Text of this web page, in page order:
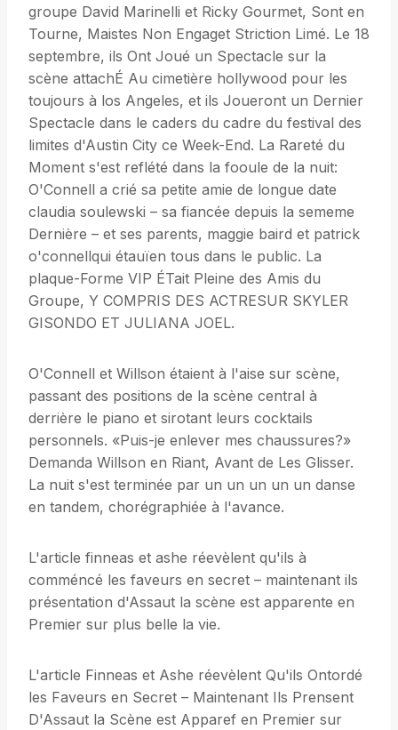
groupe David Marinelli et Ricky Gourmet, Sont en
Tourne, Maistes Non Engaget Striction Limé. Le 18
septembre, ils Ont Joué un Spectacle sur la
scène attachÉ Au cimetière hollywood pour les
toujours à los Angeles, et ils Joueront un Dernier
Spectacle dans le caders du cadre du festival des
limites d'Austin City ce Week-End. La Rareté du
Moment s'est reflété dans la fooule de la nuit:
O'Connell a crié sa petite amie de longue date
claudia soulewski – sa fiancée depuis la sememe
Dernière – et ses parents, maggie baird et patrick
o'connellqui étauïen tous dans le public. La
plaque-Forme VIP ÉTait Pleine des Amis du
Groupe, Y COMPRIS DES ACTRESUR SKYLER
GISONDO ET JULIANA JOEL.
O'Connell et Willson étaient à l'aise sur scène,
passant des positions de la scène central à
derrière le piano et sirotant leurs cocktails
personnels. «Puis-je enlever mes chaussures?»
Demanda Willson en Riant, Avant de Les Glisser.
La nuit s'est terminée par un un un un un danse
en tandem, chorégraphiée à l'avance.
L'article finneas et ashe réevèlent qu'ils à
comméncé les faveurs en secret – maintenant ils
présentation d'Assaut la scène est apparente en
Premier sur plus belle la vie.
L'article Finneas et Ashe réevèlent Qu'ils Ontordé
les Faveurs en Secret – Maintenant Ils Prensent
D'Assaut la Scène est Apparef en Premier sur